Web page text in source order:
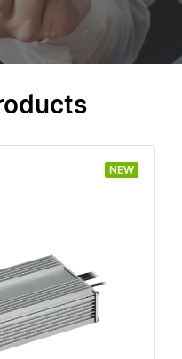
NEW